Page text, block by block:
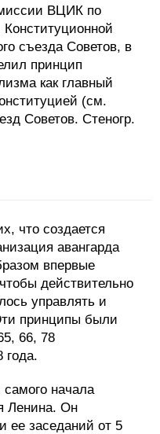
ВЦИК по
съезда Советов, в
принцип
как главный
(см.
Советов. Стеногр.
что создается
авангарда
впервые
действительно
управлять и
принципы были
66, 78
года.
начала
Ленина. Он
ее заседаний от 5